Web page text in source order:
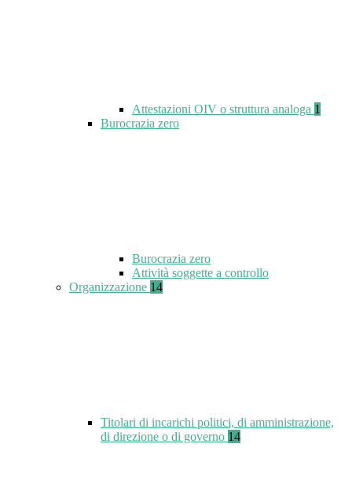
Attestazioni OIV o struttura analoga 1
Burocrazia zero
Burocrazia zero
Attività soggette a controllo
Organizzazione 14
Titolari di incarichi politici, di amministrazione,
di direzione o di governo 14